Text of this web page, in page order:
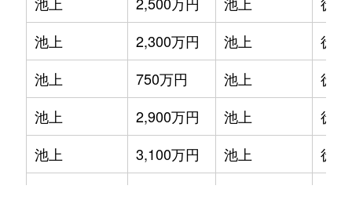
池上
2,300万円 池上
徒
池上
750万円 池上
徒
池上
2,900万円 池上
徒
池上
3,100万円 池上
徒